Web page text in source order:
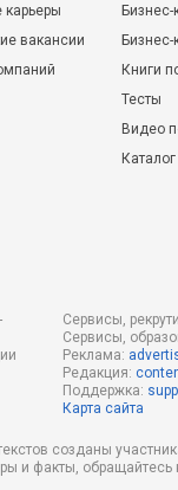
карьеры
вакансии
Бизнес-
Книги
Тесты
Видео
Сервисы,
Сервисы,
Реклама:
Редакция:
Поддержка:
Карта сайта
созданы
и факты,